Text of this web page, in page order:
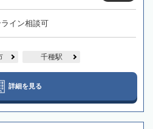
イン相談可
千種駅
詳細を見る